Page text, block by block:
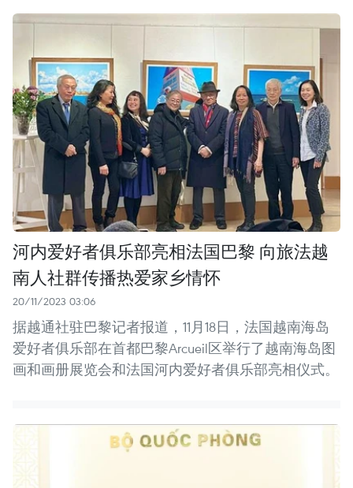
河内爱好者俱乐部亮相法国巴黎 向旅法越
南人社群传播热爱家乡情怀
20/11/2023 03:06
据越通社驻巴黎记者报道，11月18日，法国越南海岛
爱好者俱乐部在首都巴黎Arcueil区举行了越南海岛图
画和画册展览会和法国河内爱好者俱乐部亮相仪式。